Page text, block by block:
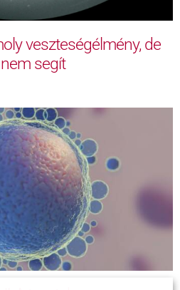
veszteségélmény, de
segít